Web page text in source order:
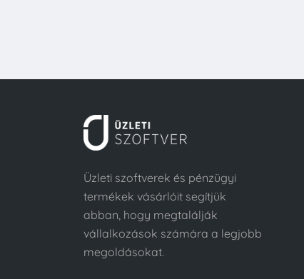
Üzleti szoftverek és pénzügyi
termékek vásárlóit segítjük
abban, hogy megtalálják
vállalkozások számára a legjobb
megoldásokat.